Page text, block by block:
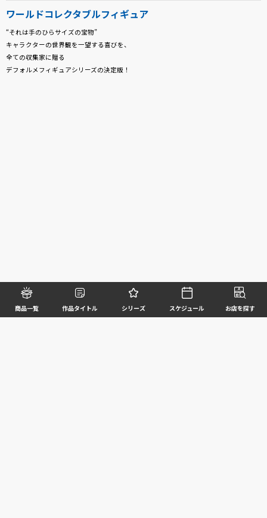
商品一覧 作品タイトル シリーズ スケジュール お店を探す
ワールドコレクタブルフィギュア
“それは手のひらサイズの宝物”
キャラクターの世界観を一望する喜びを、
全ての収集家に贈る
デフォルメフィギュアシリーズの決定版！